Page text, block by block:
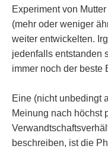
Experiment von
(mehr oder weniger
weiter entwickelten.
jedenfalls entstanden
immer noch der beste
Eine (nicht unbedingt
Meinung nach höchst
beschreiben, ist die